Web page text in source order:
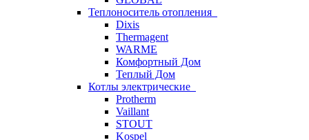
Теплоноситель отопления
Dixis
Thermagent
WARME
Комфортный Дом
Теплый Дом
Котлы электрические
Protherm
Vaillant
STOUT
Kospel